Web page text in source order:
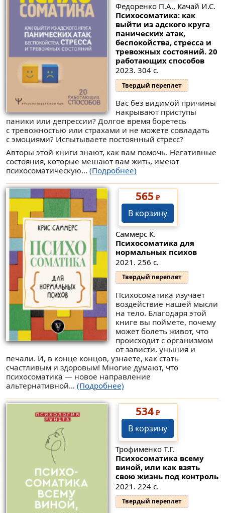
Федоренко П.А., Качай И.С.
Психосоматика: как
выйти из адского круга
панических атак,
беспокойства, стресса и
тревожных состояний. 20
работающих способов
2023. 304 с.
Твердый переплет
Вас без видимой причины
накрывают приступы
паники или депрессии? Долгое время боретесь
с тревожностью или страхами и не можете совладать
с эмоциями? Испытываете постоянный стресс?
Авторы этой книги знают, как вам помочь. Негативные
состояния, которые мешают вам жить, имеют
психосоматическую... (Подробнее)
565 ₽
В корзину
Саммерс К.
Психосоматика для
нормальных психов
2021. 256 с.
Твердый переплет
Психосоматика изучает
воздействие нашей мысли
на тело. Благодаря этой
книге вы поймете, почему
может болеть живот, что
происходит с организмом
от зависти, уныния и
печали. И, в конце концов, узнаете, как стать
счастливым и здоровым! Многие думают, что
психосоматика — новое направление
альтернативной... (Подробнее)
534₽
В корзину
Трофименко Т.Г.
Психосоматика всему
виной, или как взять
свою жизнь под контроль
2021. 224 с.
Твердый переплет